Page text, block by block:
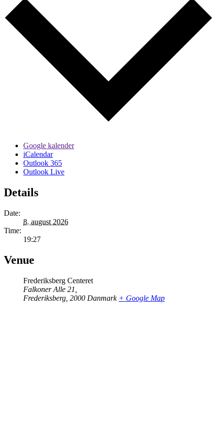
Google kalender
iCalendar
Outlook 365
Outlook Live
Details
Date:
8. august 2026
Time:
19:27
Venue
Frederiksberg Centeret
Falkoner Alle 21,
Frederiksberg 2000 Danmark + Google Map